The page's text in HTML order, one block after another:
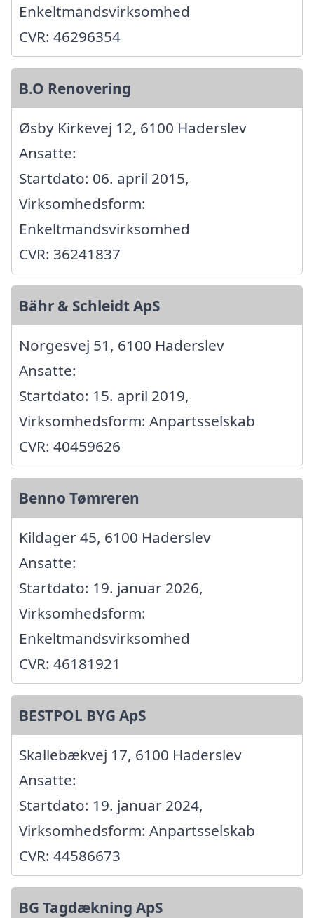
Enkeltmandsvirksomhed
CVR: 46296354
B.O Renovering
Øsby Kirkevej 12, 6100 Haderslev
Ansatte:
Startdato: 06. april 2015,
Virksomhedsform:
Enkeltmandsvirksomhed
CVR: 36241837
Bähr & Schleidt ApS
Norgesvej 51, 6100 Haderslev
Ansatte:
Startdato: 15. april 2019,
Virksomhedsform: Anpartsselskab
CVR: 40459626
Benno Tømreren
Kildager 45, 6100 Haderslev
Ansatte:
Startdato: 19. januar 2026,
Virksomhedsform:
Enkeltmandsvirksomhed
CVR: 46181921
BESTPOL BYG ApS
Skallebækvej 17, 6100 Haderslev
Ansatte:
Startdato: 19. januar 2024,
Virksomhedsform: Anpartsselskab
CVR: 44586673
BG Tagdækning ApS